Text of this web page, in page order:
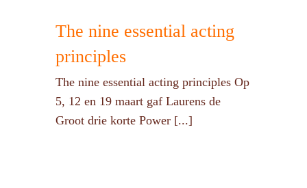
The nine essential acting
principles
The nine essential acting principles Op
5, 12 en 19 maart gaf Laurens de
Groot drie korte Power [...]